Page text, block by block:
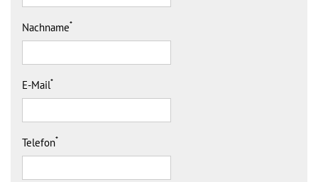
Nachname*
E-Mail*
Telefon*